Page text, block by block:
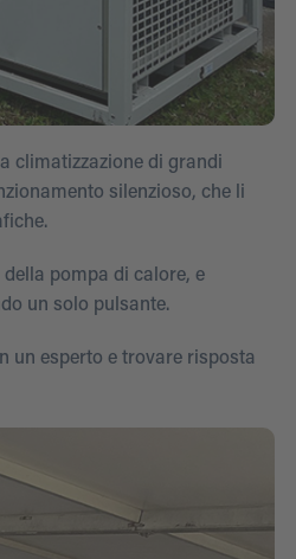
climatizzazione di grandi
silenzioso, che li
pompa di calore, e
un solo pulsante.
un esperto e trovare risposta